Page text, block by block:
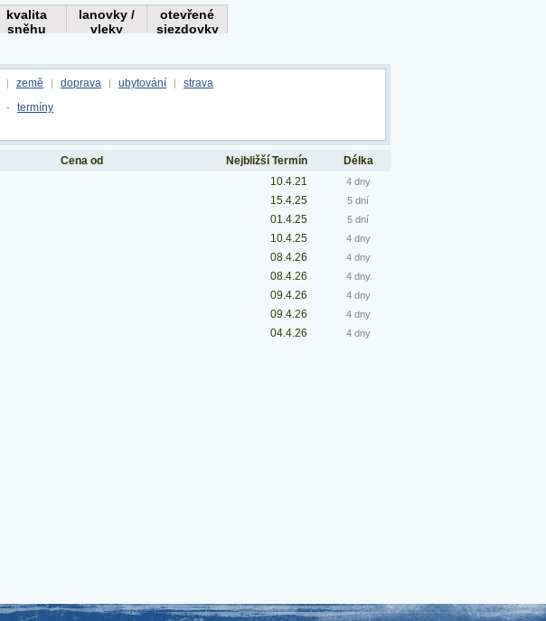
| země | doprava | ubytování | strava
- termíny
Cena od Nejbližší Termín Délka
10.4.21 4 dny
15.4.25 5 dní
01.4.25 5 dní
10.4.25 4 dny
08.4.26 4 dny
08.4.26 4 dny
09.4.26 4 dny
09.4.26 4 dny
04.4.26 4 dny